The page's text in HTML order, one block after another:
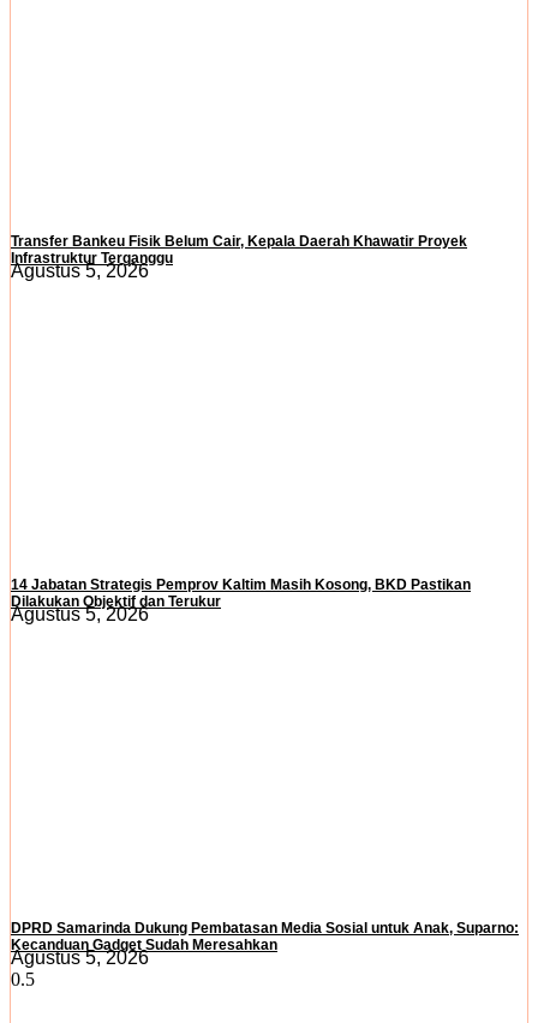
Transfer Bankeu Fisik Belum Cair, Kepala Daerah Khawatir Proyek
Infrastruktur Terganggu
Agustus 5, 2026
14 Jabatan Strategis Pemprov Kaltim Masih Kosong, BKD Pastikan
Dilakukan Objektif dan Terukur
Agustus 5, 2026
DPRD Samarinda Dukung Pembatasan Media Sosial untuk Anak, Suparno:
Kecanduan Gadget Sudah Meresahkan
Agustus 5, 2026